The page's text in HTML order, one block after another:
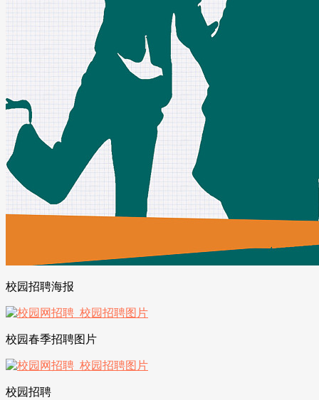
校园招聘海报
校园春季招聘图片
校园招聘